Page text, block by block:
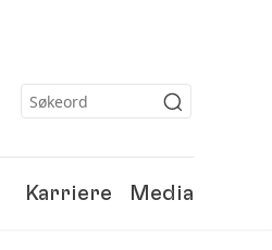
Karriere Media